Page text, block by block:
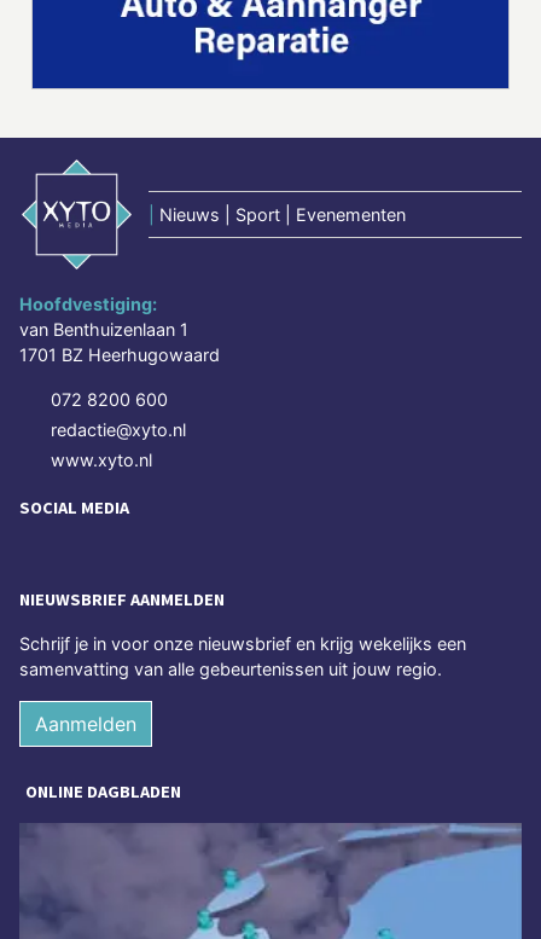
Nieuws | Sport | Evenementen
Hoofdvestiging:
van Benthuizenlaan 1
1701 BZ Heerhugowaard
072 8200 600
redactie@xyto.nl
www.xyto.nl
SOCIAL MEDIA
NIEUWSBRIEF AANMELDEN
Schrijf je in voor onze nieuwsbrief en krijg wekelijks een
samenvatting van alle gebeurtenissen uit jouw regio.
Aanmelden
ONLINE DAGBLADEN